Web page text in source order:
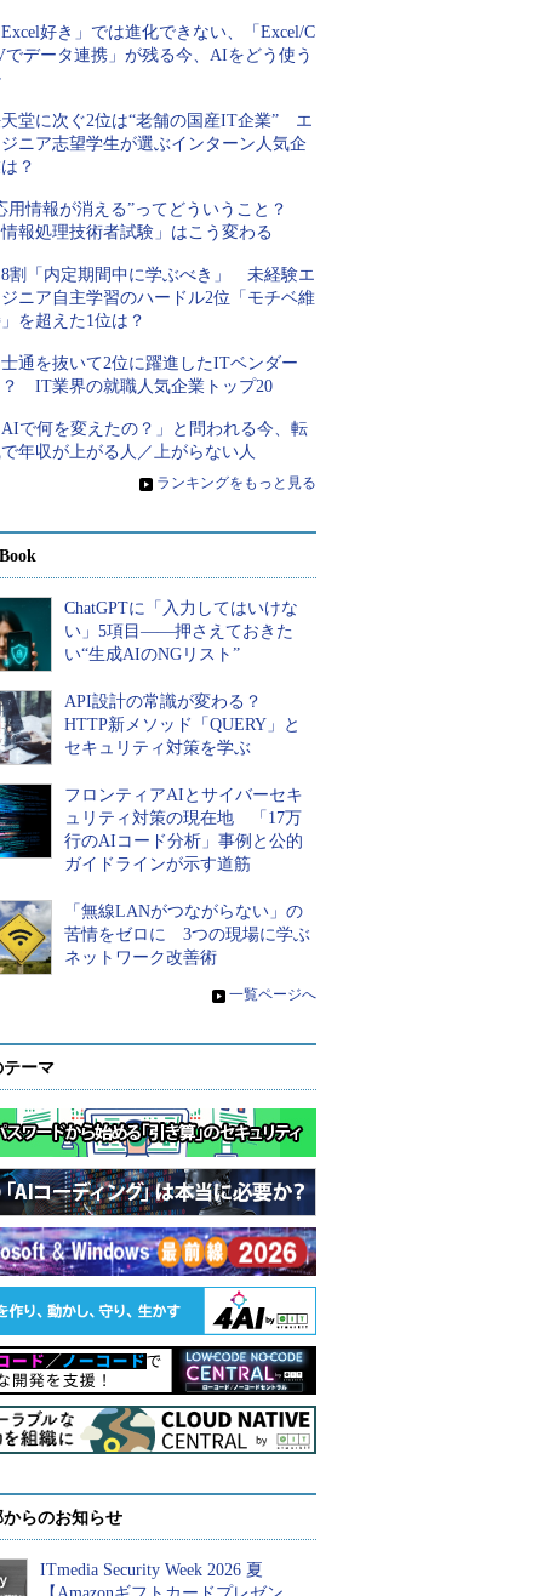
好き」では進化できない、「Excel/C
でデータ連携」が残る今、AIをどう使う
堂に次ぐ2位は“老舗の国産IT企業” エ
ニア志望学生が選ぶインターン人気企
？
用情報が消える”ってどういうこと？
報処理技術者試験」はこう変わる
割「内定期間中に学ぶべき」 未経験エ
ニア自主学習のハードル2位「モチベ維
を超えた1位は？
通を抜いて2位に躍進したITベンダー
IT業界の就職人気企業トップ20
で何を変えたの？」と問われる今、転
年収が上がる人／上がらない人
» ランキングをもっと見る
ChatGPTに「入力してはいけな
い」5項目――押さえておきた
い“生成AIのNGリスト”
API設計の常識が変わる？
HTTP新メソッド「QUERY」と
セキュリティ対策を学ぶ
フロンティアAIとサイバーセキ
ュリティ対策の現在地 「17万
行のAIコード分析」事例と公的
ガイドラインが示す道筋
「無線LANがつながらない」の
苦情をゼロに 3つの現場に学ぶ
ネットワーク改善術
» 一覧ページへ
ーマ
らのお知らせ
ITmedia Security Week 2026 夏